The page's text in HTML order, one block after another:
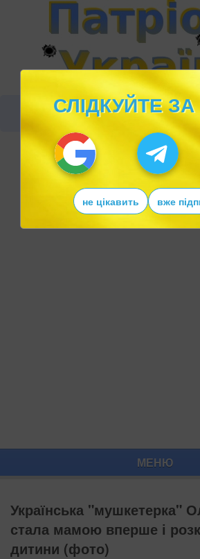
МЕНЮ
Українська "мушкетерка"
стала мамою вперше і
дитини (фото)
СЛІДКУЙТЕ
не цікавить вже